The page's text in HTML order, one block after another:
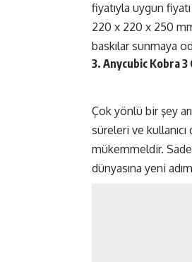
fiyatıyla uygun
220 x 220 x 250
baskılar sunmaya
3. Anycubic Kobra 3
Çok yönlü bir şey
süreleri ve
mükemmeldir.
dünyasına yeni